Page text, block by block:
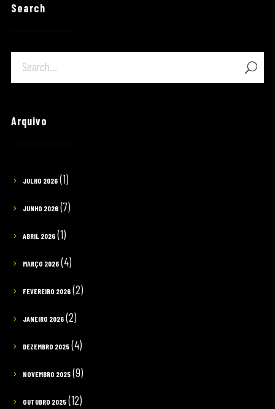
Search
Arquivo
JULHO 2026(1)
JUNHO 2026(7)
ABRIL 2026(1)
MARÇO 2026(4)
FEVEREIRO 2026(2)
JANEIRO 2026(2)
DEZEMBRO 2025(4)
NOVEMBRO 2025(9)
OUTUBRO 2025(12)